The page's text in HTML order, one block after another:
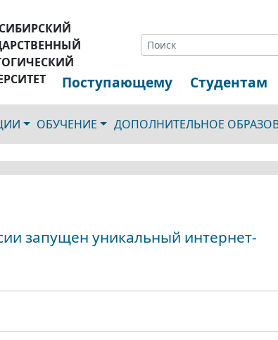
Поступающему Студентам
ОБУЧЕНИЕ ДОПОЛНИТЕЛЬНОЕ
запущен уникальный интернет-